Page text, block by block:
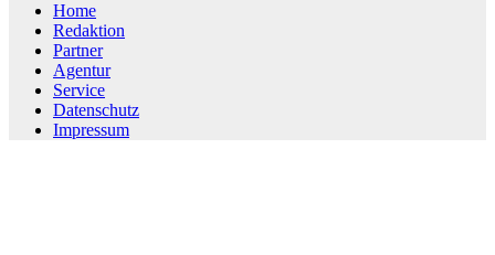
Home
Redaktion
Partner
Agentur
Service
Datenschutz
Impressum